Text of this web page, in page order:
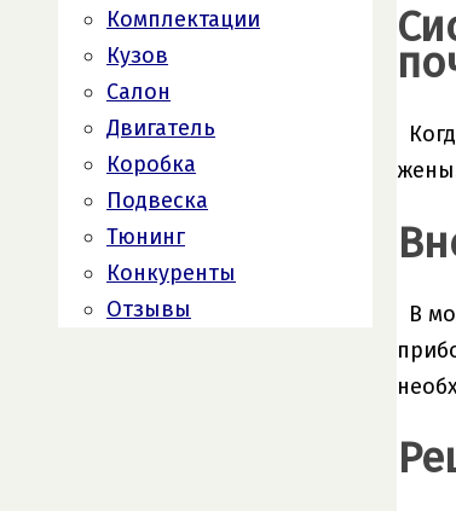
В
Комплектации
Кузов
Салон
Двигатель
Коробка
Подвеска
Тюнинг
Конкуренты
Отзывы